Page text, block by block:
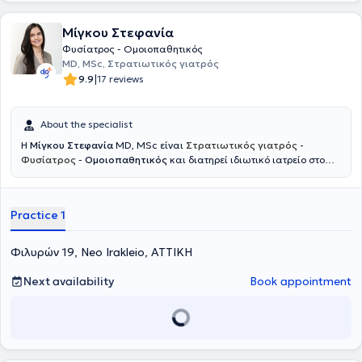
Μίγκου Στεφανία
Φυσίατρος - Ομοιοπαθητικός
MD, MSc, Στρατιωτικός γιατρός
9.9|17 reviews
About the specialist
Η Μίγκου Στεφανία MD, MSc είναι Στρατιωτικός γιατρός -
Φυσίατρος - Ομοιοπαθητικός και διατηρεί ιδιωτικό ιατρείο στο
Αξιωματικών Σωμάτων και στο Αριστοτέλειο Πανεπιστήμιο
μεταπτυχιακές σπουδές στο Εθνικό και Καποδιστριακό
Πανεπιστήμιο Αθηνών με αντικείμενο την αποκατάσταση βλαβών
νωτιαίου μυελού και τη διαχείριση πόνου σπονδυλικής προέλευσης.
Ειδικεύτηκε ως Φυσίατρος στην Φυσική Ιατρική και Αποκατάσταση
σε μεγάλα νοσοκομεία, όπως το 424 Στρατιωτικό Νοσοκομείο
Θεσσαλονίκης και το Γενικό Νοσοκομείο Αττικής ΚΑΤ, ενώ έχει
Παρέμβαση στο Γενικό Νοσοκομείο Παίδων Αθηνών Παναγιώτη και
Practice 1
Φιλυρών 19, Neo Irakleio, ΑΤΤΙΚΗ
Next availability
Book appointment